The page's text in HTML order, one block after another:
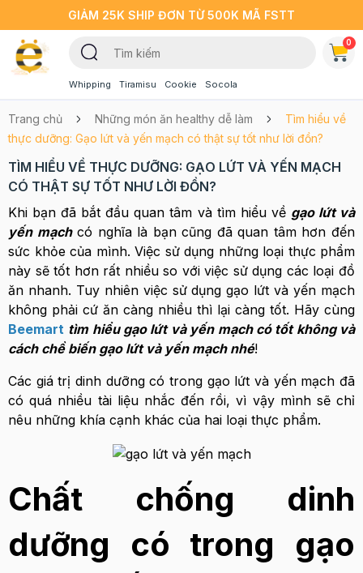
GIẢM 25K SHIP ĐƠN TỪ 500K MÃ FSTT
Whipping Tiramisu Cookie Socola
0
Trang chủ Những món ăn healthy dễ làm
Tìm hiểu về
thực dưỡng: Gạo lứt và yến mạch có thật sự tốt như lời đồn?
TÌM HIỂU VỀ THỰC DƯỠNG: GẠO LỨT VÀ YẾN MẠCH
CÓ THẬT SỰ TỐT NHƯ LỜI ĐỒN?
Khi bạn đã bắt đầu quan tâm và tìm hiểu về gạo lứt và
yến mạchcó nghĩa là bạn cũng đã quan tâm hơn đến
sức khỏe của mình. Việc sử dụng những loại thực phẩm
này sẽ tốt hơn rất nhiều so với việc sử dụng các loại đồ
ăn nhanh. Tuy nhiên việc sử dụng gạo lứt và yến mạch
không phải cứ ăn càng nhiều thì lại càng tốt. Hãy cùng
Beemart tìm hiểu gạo lứt và yến mạch có tốt không và
cách chề biến gạo lứt và yến mạch nhé!
Các giá trị dinh dưỡng có trong gạo lứt và yến mạch đã
có quá nhiều tài liệu nhắc đến rồi, vì vậy mình sẽ chỉ
nêu những khía cạnh khác của hai loại thực phẩm.
Chất chống dinh
dưỡng có trong gạo